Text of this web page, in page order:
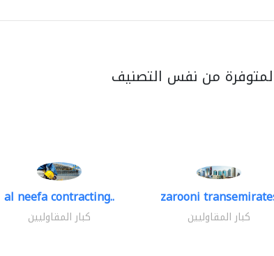
من نفس التصنيف
al neefa contracting..
كبار المقاوليين
zarooni
كبار المقاوليين